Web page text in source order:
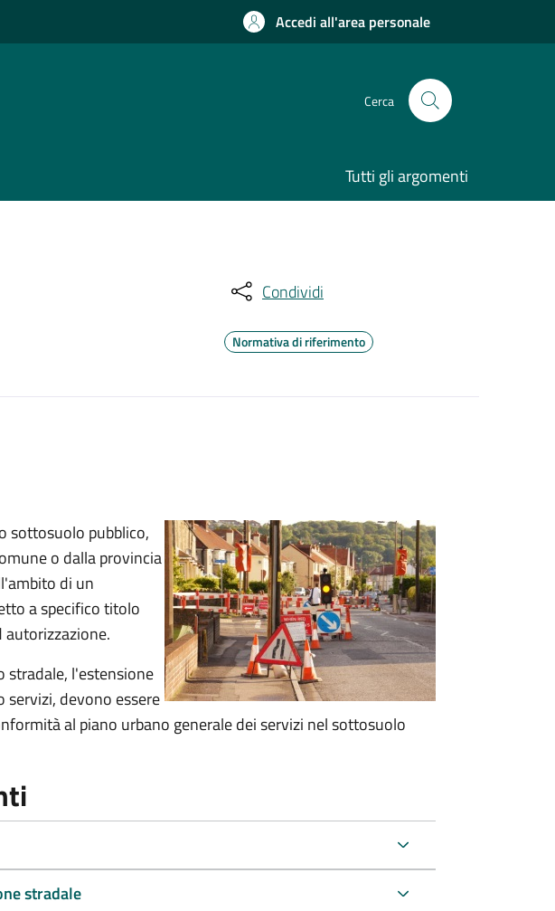
Accedi all'area personale
Cerca
Tutti gli argomenti
Condividi
Normativa di riferimento
sottosuolo pubblico,
o dalla provincia
di un
a specifico titolo
autorizzazione.
stradale, l'estensione
devono essere
al piano urbano generale dei servizi nel sottosuolo
stradale